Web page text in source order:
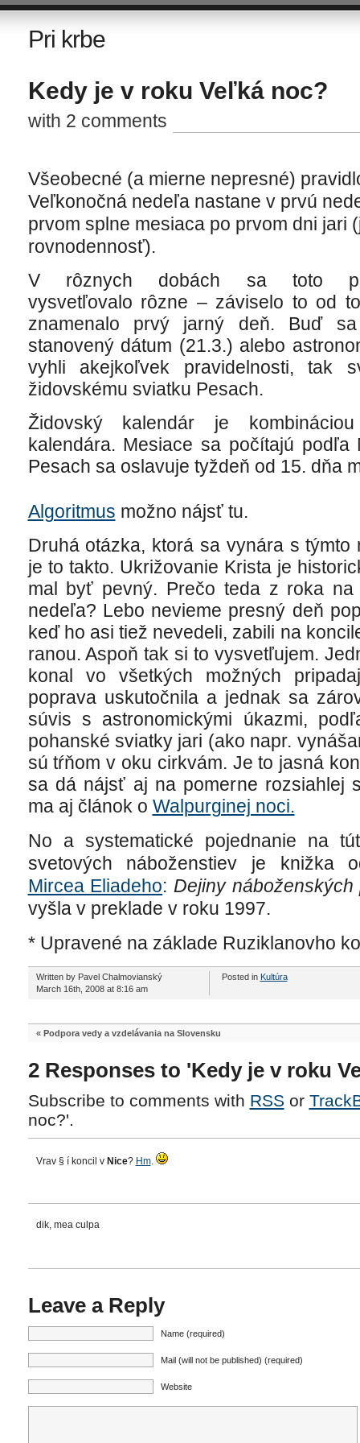
Pri krbe
Kedy je v roku Veľká noc?
with 2 comments
Všeobecné (a mierne nepresné)
Veľkonočná nedeľa nastane v prvú
prvom splne mesiaca po prvom dni jari
rovnodennosť).
V rôznych dobách sa toto
vysvetľovalo rôzne – záviselo to od
znamenalo prvý jarný deň. Buď
stanovený dátum (21.3.) alebo
vyhli akejkoľvek pravidelnosti, tak
židovskému sviatku Pesach.
Židovský kalendár je
kalendára. Mesiace sa počítajú
Pesach sa oslavuje tyždeň od 15. dňa
Algoritmus možno nájsť tu.
Druhá otázka, ktorá sa vynára s týmto
je to takto. Ukrižovanie Krista je
mal byť pevný. Prečo teda z roka na
nedeľa? Lebo nevieme presný deň
keď ho asi tiež nevedeli, zabili na
ranou. Aspoň tak si to vysvetľujem.
konal vo všetkých možných
poprava uskutočnila a jednak sa
súvis s astronomickými úkazmi,
pohanské sviatky jari (ako napr.
sú tŕňom v oku cirkvám. Je to jasná
sa dá nájsť aj na pomerne rozsiahlej
ma aj článok o Walpurginej noci.
No a systematické pojednanie na
svetových náboženstiev je knižka
Mircea Eliadeho: Dejiny
vyšla v preklade v roku 1997.
* Upravené na základe Ruziklanovho
Written by Pavel Chalmovianský
March 16th, 2008 at 8:16 am
Posted in Kultúra
« Podpora vedy a vzdelávania na Slovensku
2 Responses to 'Kedy je v roku
Subscribe to comments with RSS or
noc?'.
Vrav § í koncil v Nice? Hm.
dik, mea culpa
Leave a Reply
Name (required)
Mail (will not be published) (required)
Website